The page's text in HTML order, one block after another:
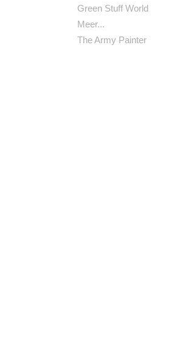
Green Stuff World
Meer...
The Army Painter